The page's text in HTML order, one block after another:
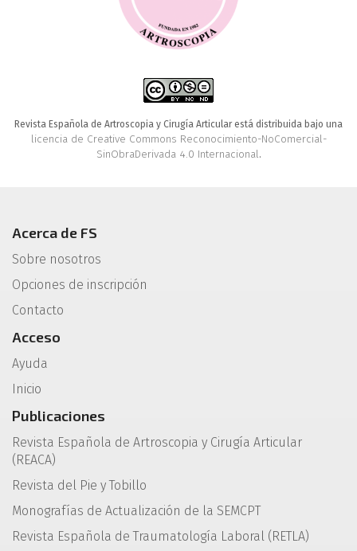
Revista Española de Artroscopia y Cirugía Articular está distribuida bajo una
licencia de Creative Commons Reconocimiento-NoComercial-
SinObraDerivada 4.0 Internacional.
Acerca de FS
Sobre nosotros
Opciones de inscripción
Contacto
Acceso
Ayuda
Inicio
Publicaciones
Revista Española de Artroscopia y Cirugía Articular
(REACA)
Revista del Pie y Tobillo
Monografías de Actualización de la SEMCPT
Revista Española de Traumatología Laboral (RETLA)